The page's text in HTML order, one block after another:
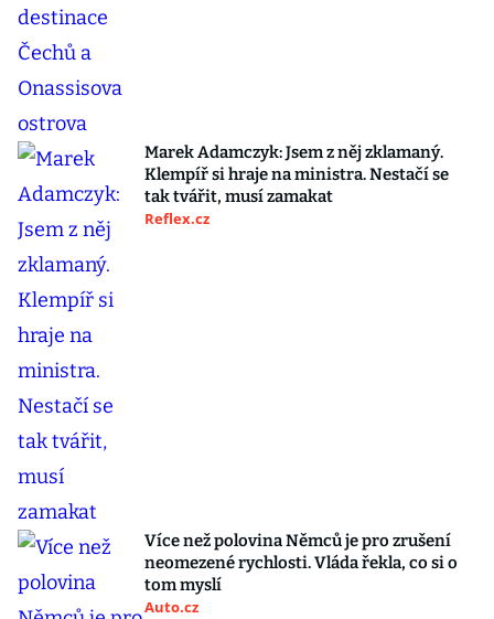
Marek Adamczyk: Jsem z něj zklamaný.
Klempíř si hraje na ministra. Nestačí se
tak tvářit, musí zamakat
Reflex.cz
Více než polovina Němců je pro zrušení
neomezené rychlosti. Vláda řekla, co si o
tom myslí
Auto.cz